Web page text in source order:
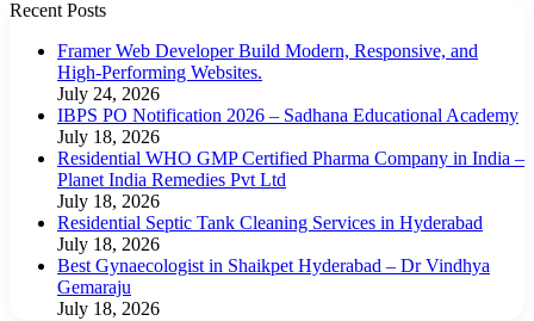
Recent Posts
Framer Web Developer Build Modern, Responsive, and
High-Performing Websites.
July 24, 2026
IBPS PO Notification 2026 – Sadhana Educational Academy
July 18, 2026
Residential WHO GMP Certified Pharma Company in India –
Planet India Remedies Pvt Ltd
July 18, 2026
Residential Septic Tank Cleaning Services in Hyderabad
July 18, 2026
Best Gynaecologist in Shaikpet Hyderabad – Dr Vindhya
Gemaraju
July 18, 2026